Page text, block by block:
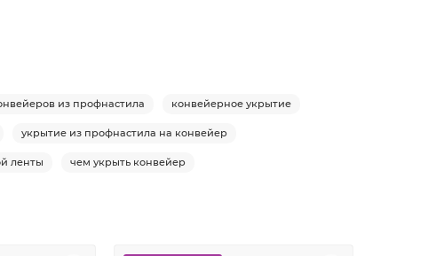
из профнастила конвейерное укрытие
укрытие из профнастила на конвейер
ленты чем укрыть конвейер